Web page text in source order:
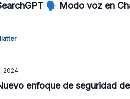
🗣️ Modo voz en
2024
enfoque de seguridad